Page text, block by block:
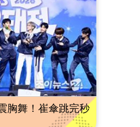
胸舞！崔傘跳完秒